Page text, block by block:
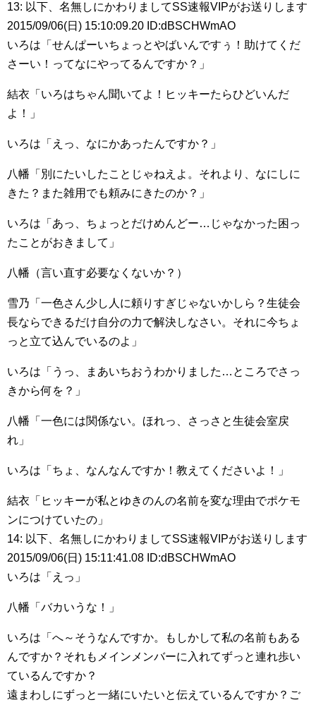
13: 以下、名無しにかわりましてSS速報VIPがお送りします
2015/09/06(日) 15:10:09.20 ID:dBSCHWmAO
いろは「せんぱーいちょっとやばいんですぅ！助けてくだ
さーい！ってなにやってるんですか？」
結衣「いろはちゃん聞いてよ！ヒッキーたらひどいんだ
よ！」
いろは「えっ、なにかあったんですか？」
八幡「別にたいしたことじゃねえよ。それより、なにしに
きた？また雑用でも頼みにきたのか？」
いろは「あっ、ちょっとだけめんどー…じゃなかった困っ
たことがおきまして」
八幡（言い直す必要なくないか？）
雪乃「一色さん少し人に頼りすぎじゃないかしら？生徒会
長ならできるだけ自分の力で解決しなさい。それに今ちょ
っと立て込んでいるのよ」
いろは「うっ、まあいちおうわかりました…ところでさっ
きから何を？」
八幡「一色には関係ない。ほれっ、さっさと生徒会室戻
れ」
いろは「ちょ、なんなんですか！教えてくださいよ！」
結衣「ヒッキーが私とゆきのんの名前を変な理由でポケモ
ンにつけていたの」
14: 以下、名無しにかわりましてSS速報VIPがお送りします
2015/09/06(日) 15:11:41.08 ID:dBSCHWmAO
いろは「えっ」
八幡「バカいうな！」
いろは「へ～そうなんですか。もしかして私の名前もある
んですか？それもメインメンバーに入れてずっと連れ歩い
ているんですか？
遠まわしにずっと一緒にいたいと伝えているんですか？ご